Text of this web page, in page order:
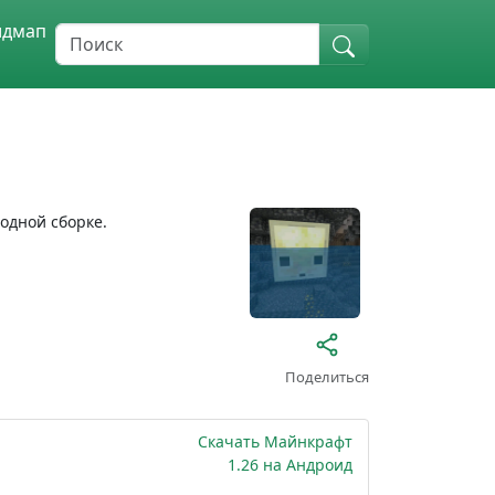
сборке.
Поделиться
Скачать Майнкрафт
1.26 на Андроид